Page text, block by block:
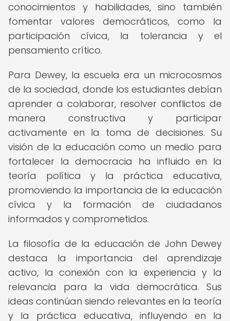
conocimientos y habilidades, sino también
fomentar valores democráticos, como la
participación cívica, la tolerancia y el
pensamiento crítico.
Para Dewey, la escuela era un microcosmos
de la sociedad, donde los estudiantes debían
aprender a colaborar, resolver conflictos de
manera constructiva y participar
activamente en la toma de decisiones. Su
visión de la educación como un medio para
fortalecer la democracia ha influido en la
teoría política y la práctica educativa,
promoviendo la importancia de la educación
cívica y la formación de ciudadanos
informados y comprometidos.
La filosofía de la educación de John Dewey
destaca la importancia del aprendizaje
activo, la conexión con la experiencia y la
relevancia para la vida democrática. Sus
ideas continúan siendo relevantes en la teoría
y la práctica educativa, influyendo en la